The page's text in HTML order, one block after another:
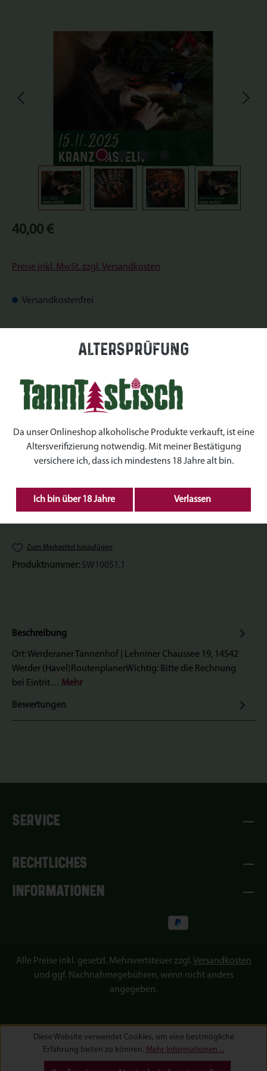
Regulärer Preis:
40,00 €
Preise inkl. MwSt. zzgl. Versandkosten
Versandkostenfrei
Uhrzeitenauswählen
auswählen
Produkt Anzahl: Gib den gewünschten Wert
IN DEN WARENKORB
Zum Merkzettel hinzufügen
Produktnummer: SW10051.1
Beschreibung
Ort: Werderaner Tannenhof | Lehniner Chaussee 19, 14542
Werder (Havel)RoutenplanerWichtig: Bitte die Rechnung
bei Eintrit… Mehr
Bewertungen
SERVICE
RECHTLICHES
INFORMATIONEN
Alle Preise inkl. gesetzl. Mehrwertsteuer zzgl. Versandkosten
und ggf. Nachnahmegebühren, wenn nicht anders
angegeben.
Diese Website verwendet Cookies, um eine bestmögliche
Erfahrung bieten zu können. Mehr Informationen ...
Altersprüfung
Da unser Onlineshop alkoholische Produkte verkauft, ist eine
Altersverifizierung notwendig. Mit meiner Bestätigung
versichere ich, dass ich mindestens 18 Jahre alt bin.
Ich bin über 18 Jahre Verlassen